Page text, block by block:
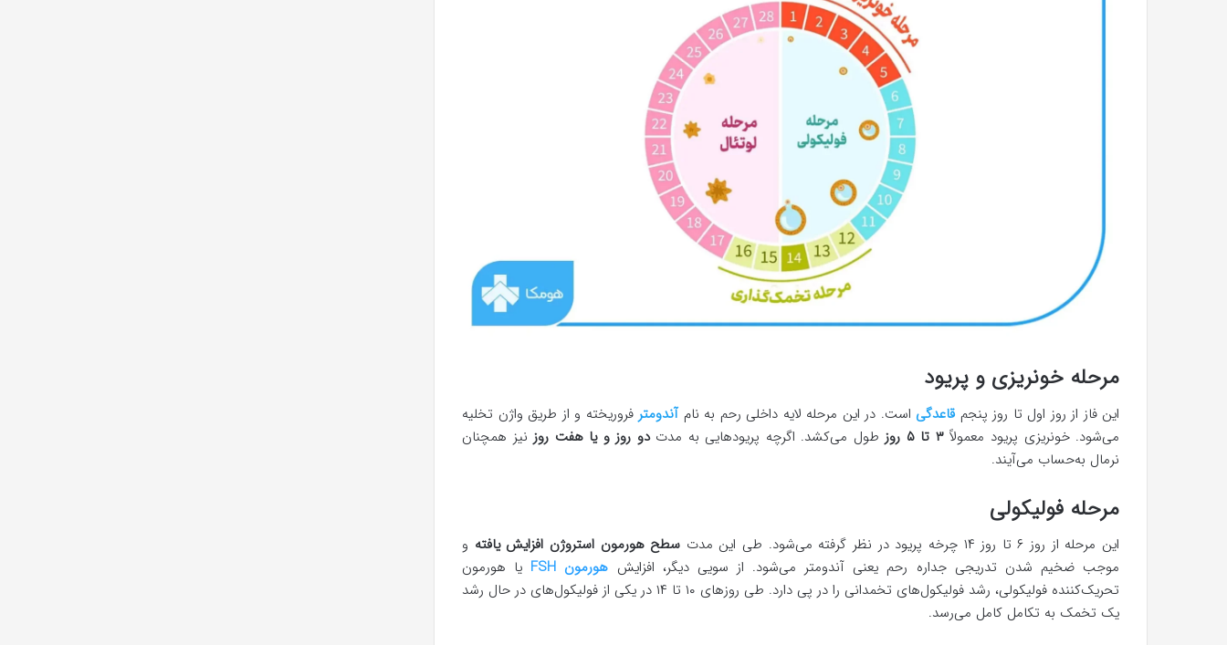
مرحله خونریزی و پریود
این فاز از روز اول تا روز پنجم قاعدگی است. در این مرحله لایه داخلی رحم به نامآندومتر فروریخته و از طریق واژن تخلیه
می‌شود. خونریزی پریود معمولاً۳ تا ۵ روز طول می‌کشد. اگرچه پریودهایی به مدتدو روز و یا هفت روزنیز همچنان
نرمال به‌حساب می‌آیند.
مرحله فولیکولی
این مرحله از روز ۶ تا روز ۱۴ چرخه پریود در نظر گرفته می‌شود. طی این مدت سطح هورمون استروژن افزایش یافته و
موجب ضخیم شدن تدریجی جداره رحم یعنی آندومتر می‌شود. از سویی دیگر، افزایش هورمون FSH
یا هورمون
تحریک‌کننده فولیکولی، رشد فولیکول‌های تخمدانی را در پی دارد. طی روزهای ۱۰ تا ۱۴ در یکی از فولیکول‌های در حال رشد
یک تخمک به تکامل کامل می‌رسد.